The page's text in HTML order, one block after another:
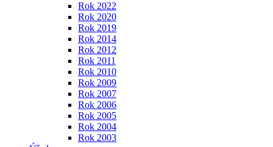
Rok 2022
Rok 2020
Rok 2019
Rok 2014
Rok 2012
Rok 2011
Rok 2010
Rok 2009
Rok 2007
Rok 2006
Rok 2005
Rok 2004
Rok 2003